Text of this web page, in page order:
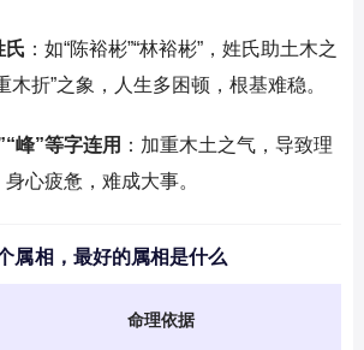
氏 ：如“陈裕彬”“林裕彬”，姓氏助土木之
木折”之象，人生多困顿，根基难稳。
峰”等字连用 ：加重木土之气，导致理
心疲惫，难成大事。
属相，最好的属相是什么
命理依据